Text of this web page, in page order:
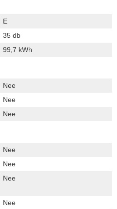
E
35 db
99,7 kWh
Nee
Nee
Nee
Nee
Nee
Nee
Nee